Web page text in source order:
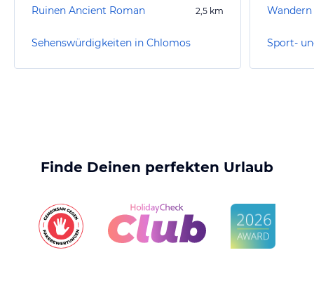
Ruinen Ancient Roman 2,5 km
Sehenswürdigkeiten in Chlomos
Finde Deinen perfekten Urlaub